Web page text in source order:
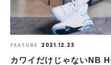
FEATURE 2021.12.23
カワイだけじゃないNB